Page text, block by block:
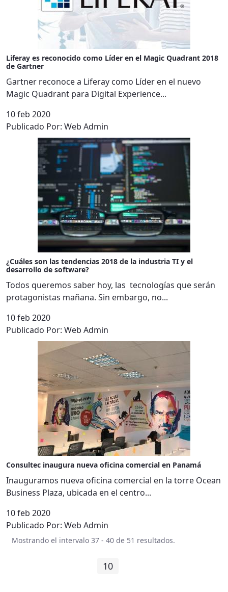
Liferay es reconocido como Líder en el Magic Quadrant 2018
de Gartner
Gartner reconoce a Liferay como Líder en el nuevo
Magic Quadrant para Digital Experience...
10 feb 2020
Publicado Por: Web Admin
¿Cuáles son las tendencias 2018 de la industria TI y el
desarrollo de software?
Todos queremos saber hoy, las tecnologías que serán
protagonistas mañana. Sin embargo, no...
10 feb 2020
Publicado Por: Web Admin
Consultec inaugura nueva oficina comercial en Panamá
Inauguramos nueva oficina comercial en la torre Ocean
Business Plaza, ubicada en el centro...
10 feb 2020
Publicado Por: Web Admin
Mostrando el intervalo 37 - 40 de 51 resultados.
Páginas intermedias
PáginaPágina
10